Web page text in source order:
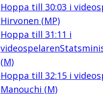
Hoppa till 30:03 i
Hirvonen (MP)
Hoppa till 31:11 i
videospelaren
(M)
Hoppa till 32:15i
Manouchi (M)